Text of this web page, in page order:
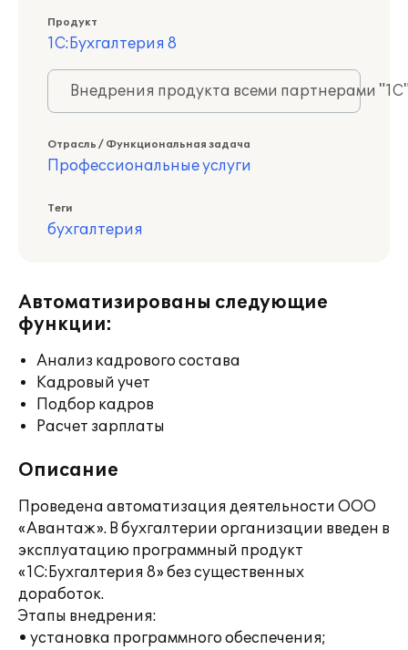
Продукт
1С:Бухгалтерия 8
Внедрения продукта всеми партнерами
Отрасль / Функциональная задача
Профессиональные услуги
Теги
бухгалтерия
Автоматизированы следующие
функции:
Анализ кадрового состава
Кадровый учет
Подбор кадров
Расчет зарплаты
Описание
Проведена автоматизация деятельности ООО
«Авантаж». В бухгалтерии организации введен в
эксплуатацию программный продукт
«1C:Бухгалтерия 8» без существенных
доработок.
Этапы внедрения:
• установка программного обеспечения;